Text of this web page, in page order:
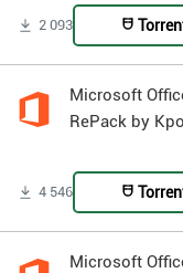
2 093
Microsoft
RePack by
4 546
Microsoft